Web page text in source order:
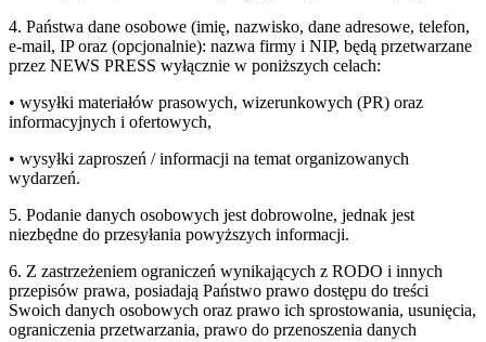
4. Państwa dane osobowe (imię, nazwisko, dane adresowe, telefon,
e-mail, IP oraz (opcjonalnie): nazwa firmy i NIP, będą przetwarzane
przez NEWS PRESS wyłącznie w poniższych celach:
• wysyłki materiałów prasowych, wizerunkowych (PR) oraz
informacyjnych i ofertowych,
• wysyłki zaproszeń / informacji na temat organizowanych
wydarzeń.
5. Podanie danych osobowych jest dobrowolne, jednak jest
niezbędne do przesyłania powyższych informacji.
6. Z zastrzeżeniem ograniczeń wynikających z RODO i innych
przepisów prawa, posiadają Państwo prawo dostępu do treści
Swoich danych osobowych oraz prawo ich sprostowania, usunięcia,
ograniczenia przetwarzania, prawo do przenoszenia danych